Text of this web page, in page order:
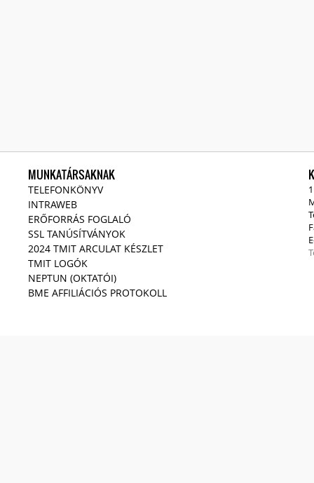
MUNKATÁRSAKNAK
TELEFONKÖNYV
INTRAWEB
ERŐFORRÁS FOGLALÓ
SSL TANÚSÍTVÁNYOK
2024 TMIT ARCULAT KÉSZLET
TMIT LOGÓK
NEPTUN (OKTATÓI)
BME AFFILIÁCIÓS PROTOKOLL